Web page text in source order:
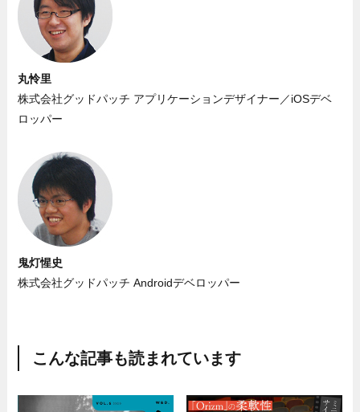
丸怜里
株式会社グッドパッチ アプリケーションデザイナー／iOSデベ
ロッパー
鬼灯惺史
株式会社グッドパッチ Androidデベロッパー
こんな記事も読まれています